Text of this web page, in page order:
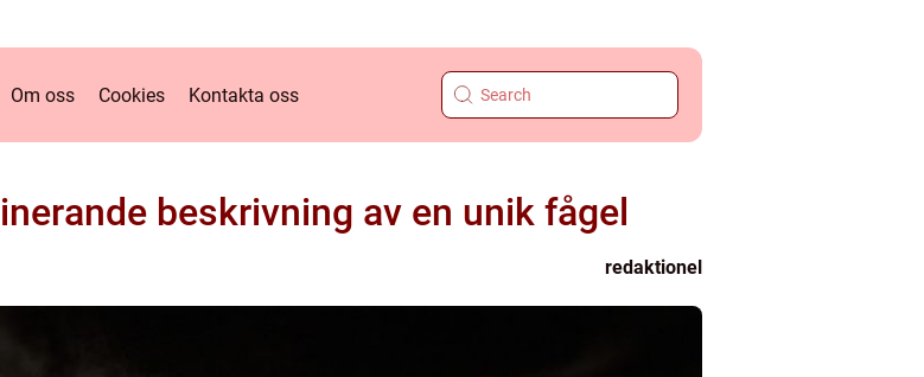
Om oss Cookies Kontakta oss
beskrivning av en unik fågel
redaktionel